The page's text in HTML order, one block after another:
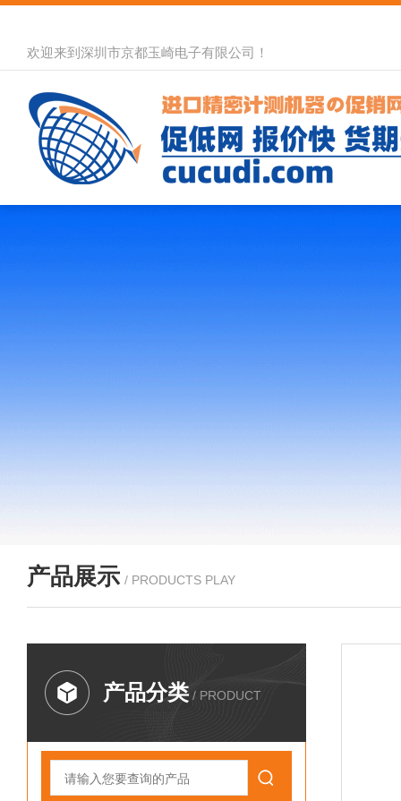
欢迎来到深圳市京都玉崎电子有限公司！
产品展示 / PRODUCTS PLAY
产品分类 / PRODUCT